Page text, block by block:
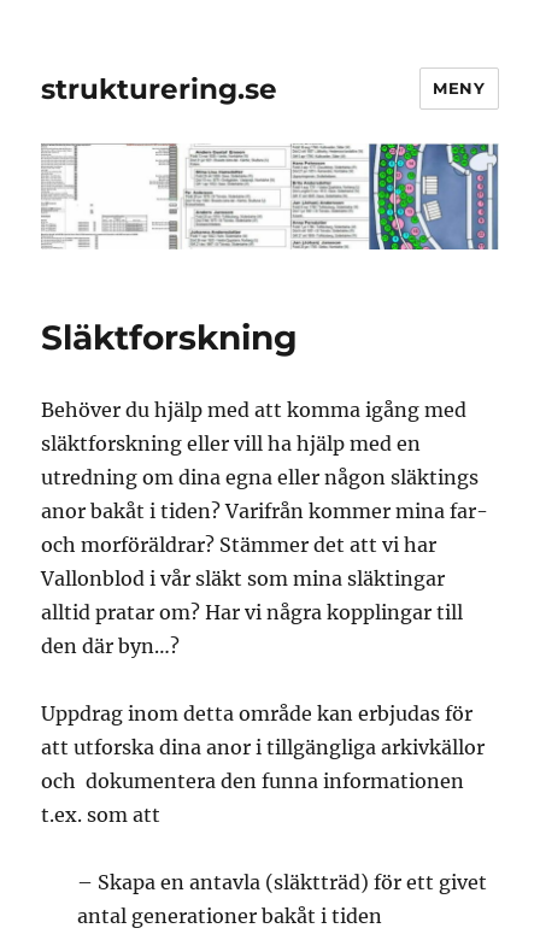
strukturering.se MENY
Släktforskning
Behöver du hjälp med att komma igång med
släktforskning eller vill ha hjälp med en
utredning om dina egna eller någon släktings
anor bakåt i tiden? Varifrån kommer mina far-
och morföräldrar? Stämmer det att vi har
Vallonblod i vår släkt som mina släktingar
alltid pratar om? Har vi några kopplingar till
den där byn…?
Uppdrag inom detta område kan erbjudas för
att utforska dina anor i tillgängliga arkivkällor
och dokumentera den funna informationen
t.ex. som att
– Skapa en antavla (släktträd) för ett givet
antal generationer bakåt i tiden